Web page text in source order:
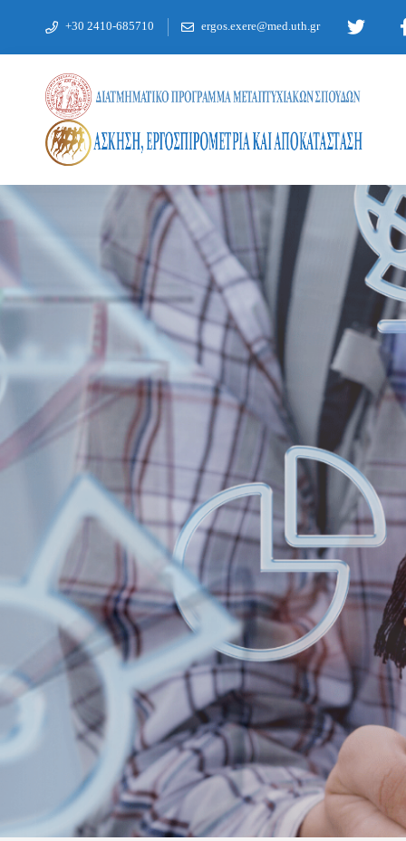
+30 2410-685710 ergos.exere@med.uth.gr
ΜΑΘΉΜΑΤΑ ΕΑΡΙΝΟΎ ΕΞΑΜΉΝΟΥ
ΠΡΟΓΡΑΜΜΑ
ΜΑΘΗΜΑΤΩΝ
ΕΞΑΜΗΝΟΥ 2ου
ΕΞΑΜΗΝΟ ΑΚΑΔ.
2025-2026
Πρόγραμμα Εξετάσεων 1ου και 3ου Εξαμήνου
Περισσότερα...